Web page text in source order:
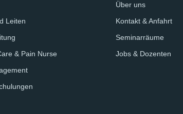
Leiten
& Pain Nurse
Über uns
Kontakt & Anfahrt
Seminarräume
Jobs & Dozenten